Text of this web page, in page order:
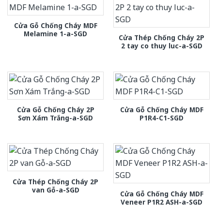
Cửa Gỗ Chống Cháy MDF
Melamine 1-a-SGD
Cửa Thép Chống Cháy 2P
2 tay co thuy luc-a-SGD
Cửa Gỗ Chống Cháy 2P
Sơn Xám Trắng-a-SGD
Cửa Gỗ Chống Cháy MDF
P1R4-C1-SGD
Cửa Thép Chống Cháy 2P
van Gỗ-a-SGD
Cửa Gỗ Chống Cháy MDF
Veneer P1R2 ASH-a-SGD